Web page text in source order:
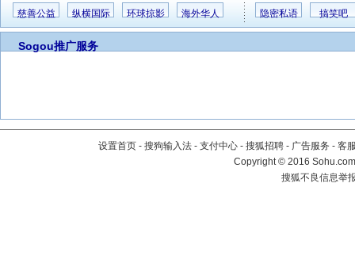
慈善公益 纵横国际 环球掠影 海外华人 隐密私语 搞笑吧
Sogou推广服务
设置首页 - 搜狗输入法 - 支付中心 - 搜狐招聘 - 广告服务 - 客
Copyright©2016
搜狐不良信息举